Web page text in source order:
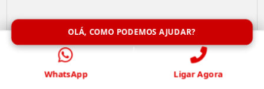
OLÁ, COMO PODEMOS AJUDAR?
WhatsApp Ligar Agora